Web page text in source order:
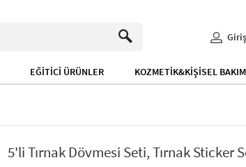
EĞİTİCİ ÜRÜNLER KOZMETİK&KİŞİSEL BAKIM
5'li Tırnak Dövmesi Seti, Tırnak Sticker